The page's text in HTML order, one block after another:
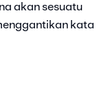
akan sesuatu
kata